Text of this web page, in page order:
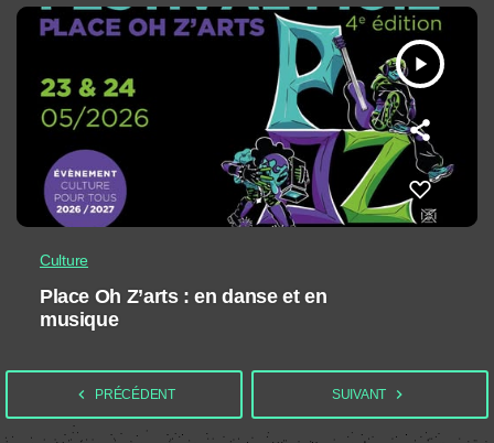
play_arrow
Culture
Place Oh Z’arts : en danse et en
musique
navigate_before PRÉCÉDENT SUIVANT navigate_next